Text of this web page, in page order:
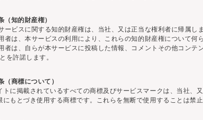
（知的財産権）
ービスに関する知的財産権は、当社、又は正当な権利者に帰属し
者は、本サービスの利用により、これらの知的財産権について何
者は、自らが本サービスに投稿した情報、コメントその他コンテ
を許諾します。
（商標について）
トに掲載されているすべての商標及びサービスマークは、当社、
にもとづき使用する商標です。これらを無断で使用することは禁止